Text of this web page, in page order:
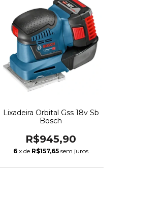
Lixadeira Orbital Gss 18v Sb
Bosch
R$945,90
6 x de R$157,65 sem juros